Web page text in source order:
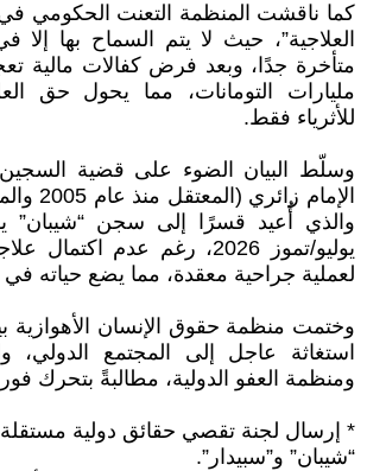
كما ناقشت المنظمة التعنت الحكومي في
العلاجية”، حيث لا يتم السماح بها
متأخرة جدًا، وبعد فرض كفالات مالية
مليارات التومانات، مما يحول حق
للأثرياء فقط.
وسلّط البيان الضوء على قضية
الإمام
يوليو/تموز 2026، رغم عدم
لعملية جراحية معقدة، مما يضع حياته
وختمت منظمة حقوق الإنسان الأهوازية
استغاثة عاجل إلى المجتمع الدولي،
ومنظمة العفو الدولية، مطالبةً بتحرك
* إرسال لجنة تقصي حقائق دولية
“شيبان” و”سبيدار”.